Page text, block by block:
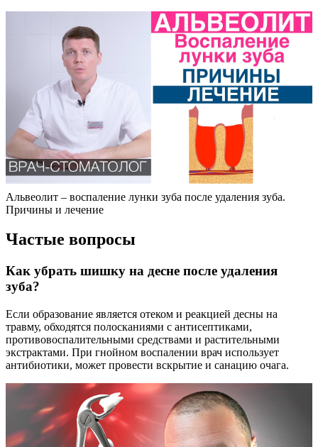
Альвеолит – воспаление лунки зуба после удаления зуба.
Причины и лечение
Частые вопросы
Как убрать шишку на десне после удаления
зуба?
Если образование является отеком и реакцией десны на
травму, обходятся полосканиями с антисептиками,
противовоспалительными средствами и растительными
экстрактами. При гнойном воспалении врач использует
антибиотики, может провести вскрытие и санацию очага.